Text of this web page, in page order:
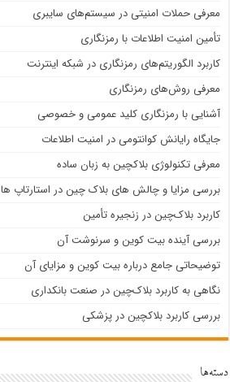
معرفی حملات امنیتی در سیستم‌های سایبری
تأمین امنیت اطلاعات با رمزنگاری
کاربرد الگوریتم‌های رمزنگاری در شبکه اینترنت
معرفی روش‌های رمزنگاری
آشنایی با رمزنگاری کلید عمومی و خصوصی
جایگاه رایانش کوانتومی در امنیت اطلاعات
معرفی تکنولوژی بلاک‎چین به زبان ساده
بررسی مزایا و چالش های بلاک چین در استارتاپ ها
کاربرد بلاک‌چین در زنجیره تأمین
بررسی آینده بیت کوین و سرنوشت آن
توضیحاتی جامع درباره بیت کوین و مزایای آن
نگاهی به کاربرد بلاک‌چین در صنعت بانکداری
بررسی کاربرد بلاکچین در پزشکی
دسته‌ها